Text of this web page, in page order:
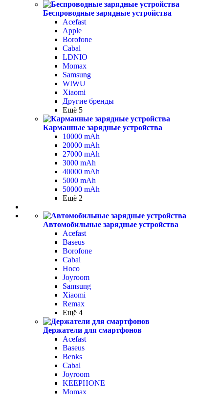
Беспроводные зарядные устройства
Acefast
Apple
Borofone
Cabal
LDNIO
Momax
Samsung
WIWU
Xiaomi
Другие бренды
Ещё 5
Карманные зарядные устройства
10000 mAh
20000 mAh
27000 mAh
3000 mAh
40000 mAh
5000 mAh
50000 mAh
Ещё 2
Автомобильные зарядные устройства
Acefast
Baseus
Borofone
Cabal
Hoco
Joyroom
Samsung
Xiaomi
Remax
Ещё 4
Держатели для смартфонов
Acefast
Baseus
Benks
Cabal
Joyroom
KEEPHONE
Momax